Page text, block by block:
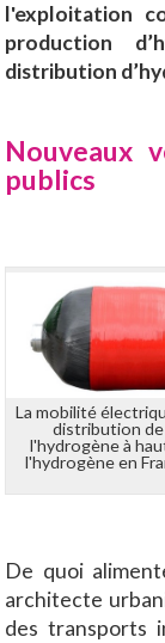
l'exploitation
production
distribution
Nouveaux
publics
La mobilité
distribution
l'hydrogène à
l'hydrogène en
De quoi
architecte
des transports